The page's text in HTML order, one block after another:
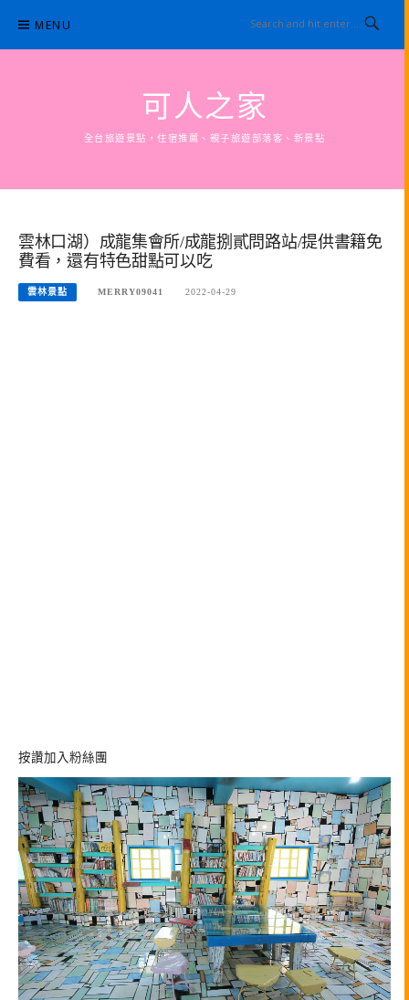
content
MENU
可人之家
全台旅遊景點，住宿推薦、親子旅遊部落客、新景點
雲林口湖）成龍集會所/成龍捌貳問路站/提供書籍免
費看，還有特色甜點可以吃
雲林景點 MERRY09041 2022-04-29
按讚加入粉絲團